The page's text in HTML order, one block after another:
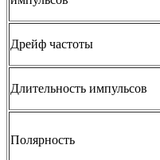
Дрейф частоты
Длительность импульсов
Полярность